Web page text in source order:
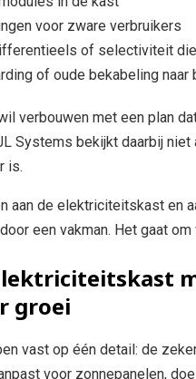
voor zware verbruikers
of selectiviteit
of oude bekabeling naar
verbouwen met een plan
Systems bekijkt daarbij niet
is.
aan de elektriciteitskast en
een vakman. Het gaat
groei
vast op één detail: de
voor zonnepanelen,